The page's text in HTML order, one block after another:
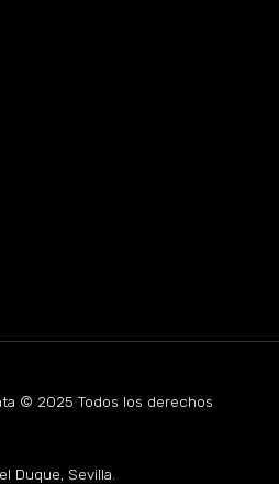
© 2025 Todos los derechos
Duque, Sevilla.